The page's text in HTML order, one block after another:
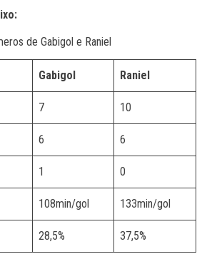
de Gabigol e Raniel
Gabigol Raniel
7 10
6 6
1 0
108min/gol 133min/gol
28,5%
37,5%